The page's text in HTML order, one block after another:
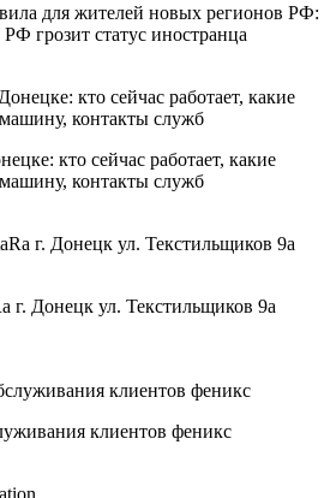
для жителей новых регионов РФ:
грозит статус иностранца
кто сейчас работает, какие
контакты служб
Донецк ул. Текстильщиков 9а
клиентов феникс